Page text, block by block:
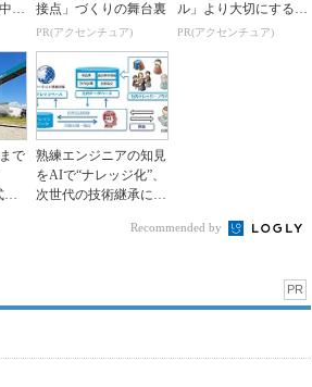
症
接点」づくりの舞台裏
PR(アクセンチュア)
ル」より大切にする視
点
PR(アクセンチュア)
で
コ
熟練エンジニアの知見
をAIで“ナレッジ化”、
次世代の技術継承に活
Recommended by
PR